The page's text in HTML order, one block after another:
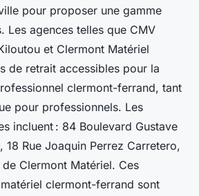
pour proposer une gamme
Les agences telles que CMV
et Clermont Matériel
de retrait accessibles pour la
clermont-ferrand, tant
pour professionnels. Les
incluent : 84 Boulevard Gustave
18 Rue Joaquin Perrez Carretero,
Clermont Matériel. Ces
clermont-ferrand sont